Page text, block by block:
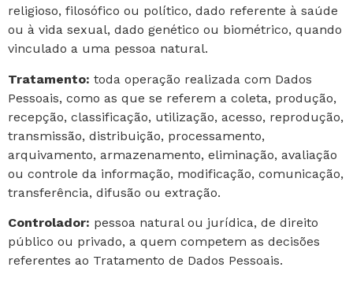
religioso, filosófico ou político, dado referente à saúde
ou à vida sexual, dado genético ou biométrico, quando
vinculado a uma pessoa natural.
Tratamento: toda operação realizada com Dados
Pessoais, como as que se referem a coleta, produção,
recepção, classificação, utilização, acesso, reprodução,
transmissão, distribuição, processamento,
arquivamento, armazenamento, eliminação, avaliação
ou controle da informação, modificação, comunicação,
transferência, difusão ou extração.
Controlador: pessoa natural ou jurídica, de direito
público ou privado, a quem competem as decisões
referentes ao Tratamento de Dados Pessoais.